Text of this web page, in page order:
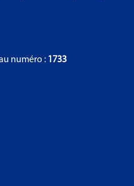
numéro : 1733